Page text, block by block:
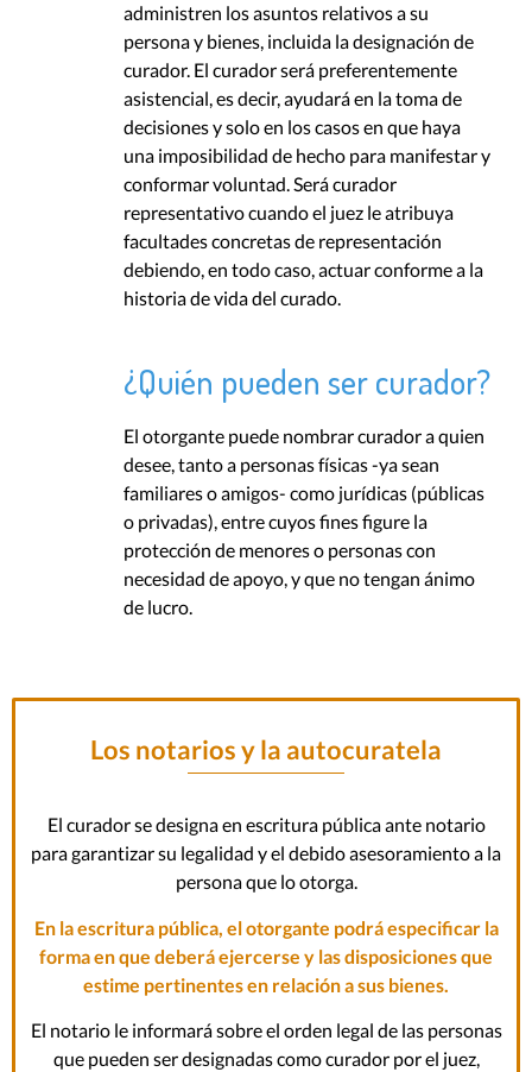
administren los asuntos relativos a su
persona y bienes, incluida la designación de
curador. El curador será preferentemente
asistencial, es decir, ayudará en la toma de
decisiones y solo en los casos en que haya
una imposibilidad de hecho para manifestar y
conformar voluntad. Será curador
representativo cuando el juez le atribuya
facultades concretas de representación
debiendo, en todo caso, actuar conforme a la
historia de vida del curado.
¿Quién pueden ser curador?
El otorgante puede nombrar curador a quien
desee, tanto a personas físicas -ya sean
familiares o amigos- como jurídicas (públicas
o privadas), entre cuyos fines figure la
protección de menores o personas con
necesidad de apoyo, y que no tengan ánimo
de lucro.
Los notarios y la autocuratela
El curador se designa en escritura pública ante notario
para garantizar su legalidad y el debido asesoramiento a la
persona que lo otorga.
En la escritura pública, el otorgante podrá especificar la
forma en que deberá ejercerse y las disposiciones que
estime pertinentes en relación a sus bienes.
El notario le informará sobre el orden legal de las personas
que pueden ser designadas como curador por el juez,